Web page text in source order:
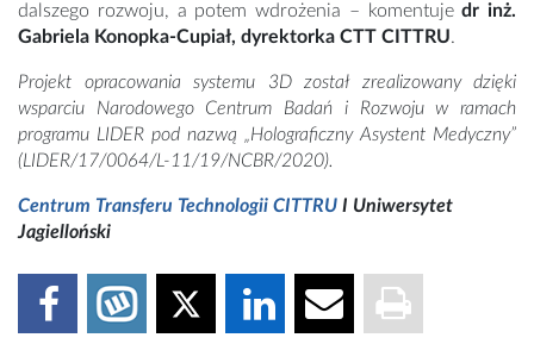
dalszego rozwoju, a potem wdrożenia – komentujedr inż.
Gabriela Konopka-Cupiał, dyrektorka CTT CITTRU.
Projekt opracowania systemu 3D został zrealizowany dzięki
wsparciu Narodowego Centrum Badań i Rozwoju w ramach
programu LIDER pod nazwą „Holograficzny Asystent Medyczny”
(LIDER/17/0064/L-11/19/NCBR/2020).
Centrum Transferu Technologii CITTRU I Uniwersytet
Jagielloński